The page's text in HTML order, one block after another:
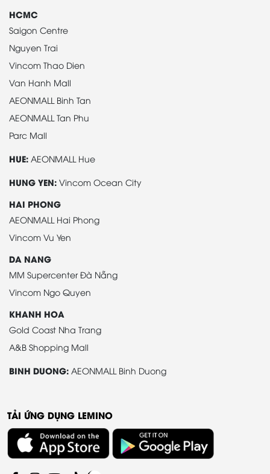
HCMC
Saigon Centre
Nguyen Trai
Vincom Thao Dien
Van Hanh Mall
AEONMALL Binh Tan
AEONMALL Tan Phu
Parc Mall
HUE: AEONMALL Hue
HUNG YEN: Vincom Ocean City
HAI PHONG
AEONMALL Hai Phong
Vincom Vu Yen
DA NANG
MM Supercenter Đà Nẵng
Vincom Ngo Quyen
KHANH HOA
Gold Coast Nha Trang
A&B Shopping Mall
BINH DUONG: AEONMALL Binh Duong
TẢI ỨNG DỤNG LEMINO